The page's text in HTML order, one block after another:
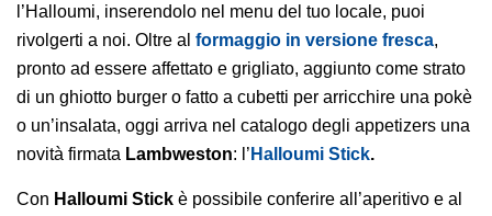
l’Halloumi, inserendolo nel menu del tuo locale, puoi
rivolgerti a noi. Oltre al formaggio in versione fresca,
pronto ad essere affettato e grigliato, aggiunto come strato
di un ghiotto burger o fatto a cubetti per arricchire una pokè
o un’insalata, oggi arriva nel catalogo degli appetizers una
novità firmata Lambweston: l’ Halloumi Stick.
Con Halloumi Stick è possibile conferire all’aperitivo e al